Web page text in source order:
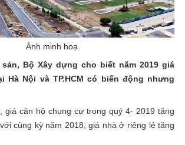
Ảnh minh hoạ.
Bộ Xây dựng cho biết năm 2019 giá
Hà Nội và TP.HCM có biến động nhưng
giá căn hộ chung cư trong quý 4- 2019 tăng
cùng kỳ năm 2018, giá nhà ở riêng lẻ tăng